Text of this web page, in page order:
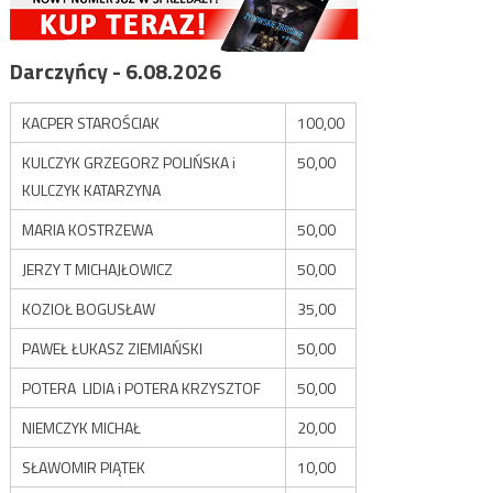
Darczyńcy - 6.08.2026
KACPER STAROŚCIAK
100,00
KULCZYK GRZEGORZ POLIŃSKA i
KULCZYK KATARZYNA
50,00
MARIA KOSTRZEWA
50,00
JERZY T MICHAJŁOWICZ
50,00
KOZIOŁ BOGUSŁAW
35,00
PAWEŁ ŁUKASZ ZIEMIAŃSKI
50,00
POTERA LIDIA i POTERA KRZYSZTOF
50,00
NIEMCZYK MICHAŁ
20,00
SŁAWOMIR PIĄTEK
10,00